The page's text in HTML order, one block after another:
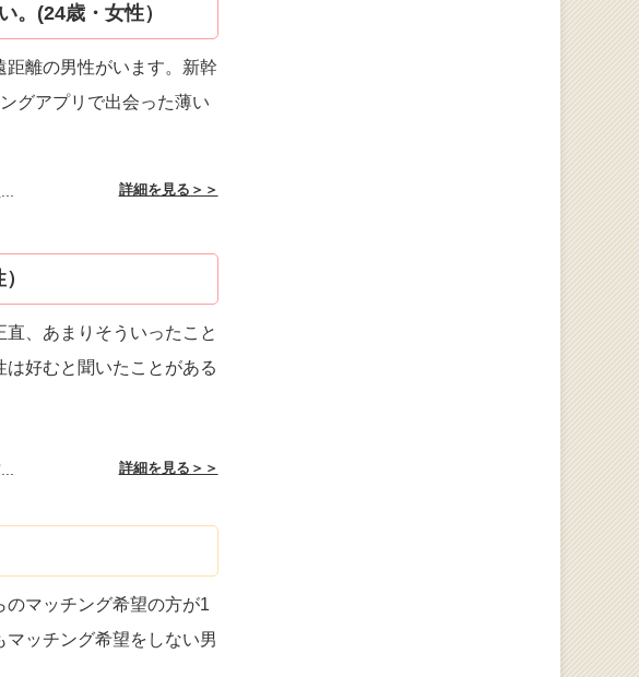
。(24歳・女性）
離の男性がいます。新幹
グアプリで出会った薄い
詳細を見る＞＞
、あまりそういったこと
好むと聞いたことがある
詳細を見る＞＞
マッチング希望の方が1
ッチング希望をしない男